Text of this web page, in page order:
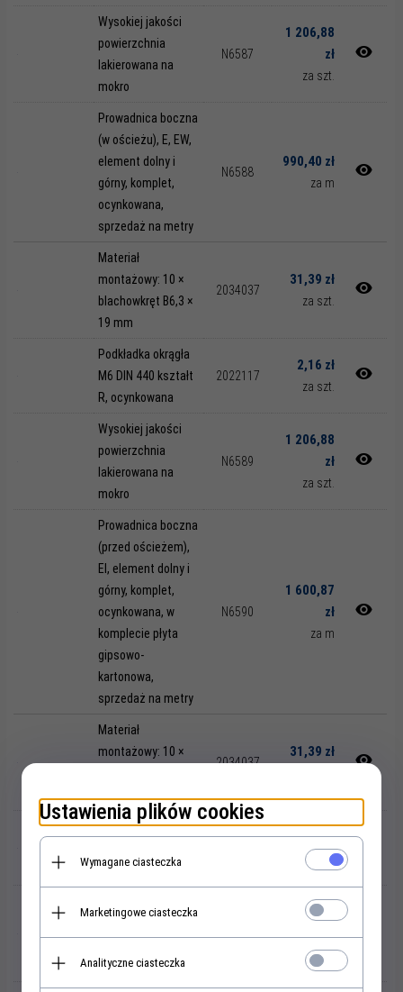
Wysokiej jakości
powierzchnia
lakierowana na
mokro
N6587
1 206,88
zł
za szt.
Prowadnica boczna
(w ościeżu), E, EW,
element dolny i
górny, komplet,
ocynkowana,
sprzedaż na metry
N6588
990,40 zł
za m
Materiał
montażowy: 10 ×
blachowkręt B6,3 ×
19 mm
2034037
31,39 zł
za szt.
Podkładka okrągła
M6 DIN 440 kształt
R, ocynkowana
2022117
2,16 zł
za szt.
Wysokiej jakości
powierzchnia
lakierowana na
mokro
N6589
1 206,88
zł
za szt.
Prowadnica boczna
(przed ościeżem),
EI, element dolny i
górny, komplet,
ocynkowana, w
komplecie płyta
gipsowo-
kartonowa,
sprzedaż na metry
N6590
1 600,87
zł
za m
Materiał
montażowy: 10 ×
2034037
31,39 zł
Podkładka okrągła
R, ocynkowana
2,16 zł
za szt.
powierzchnia
mokro
1 206,88
zł
za szt.
Ustawienia plików cookies
Wymagane ciasteczka
Marketingowe ciasteczka
Analityczne ciasteczka